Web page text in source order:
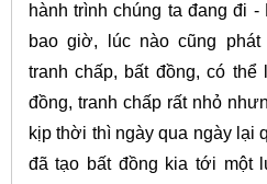
hành trình chúng ta đang đi
bao giờ, lúc nào cũng phát
tranh chấp, bất đồng, có thể
đồng, tranh chấp rất nhỏ
kịp thời thì ngày qua ngày lại
đã tạo bất đồng kia tới một